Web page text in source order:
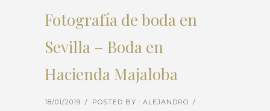
Fotografía de boda en
Sevilla – Boda en
Hacienda Majaloba
18/01/2019 / POSTED BY : ALEJANDRO /